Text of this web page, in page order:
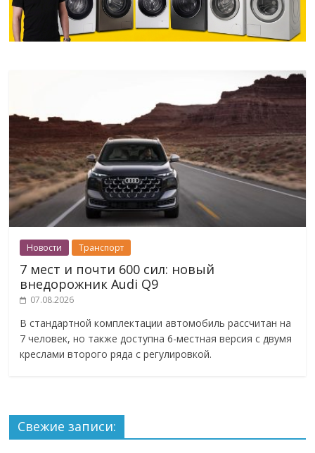
Новости Транспорт
7 мест и почти 600 сил: новый
внедорожник Audi Q9
07.08.2026
В стандартной комплектации автомобиль рассчитан на
7 человек, но также доступна 6-местная версия с двумя
креслами второго ряда с регулировкой.
Свежие записи: